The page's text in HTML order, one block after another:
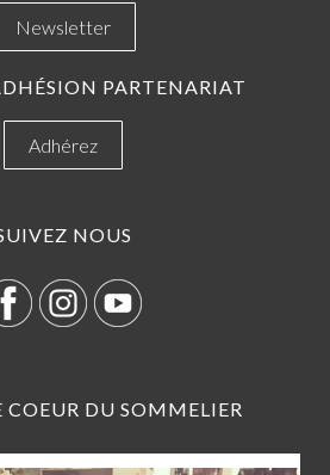
Newsletter
PARTENARIAT
Adhérez
NOUS
COEUR DU SOMMELIER